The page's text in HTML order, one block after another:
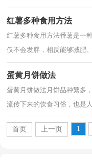
着维生素C之王的&#039;猕
红薯多种食用方法
红薯多种食用方法番薯是一
仅不会发胖，相反能够减肥
处那么多，又有哪些食用方
蛋黄月饼做法
蛋黄月饼做法月饼品种繁多
流传下来的饮食习俗，也是
的做法，欢迎收藏噢！希
首页
上一页 1